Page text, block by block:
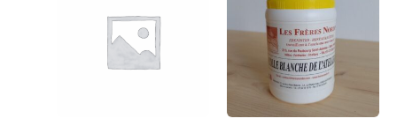
1,90€
à
9,50€